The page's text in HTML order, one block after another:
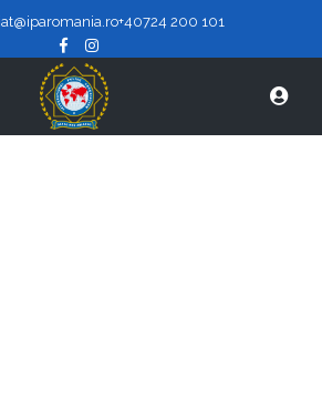
+40724 200 101